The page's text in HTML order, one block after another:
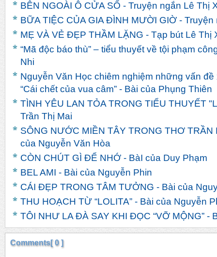
BÊN NGOÀI Ô CỬA SỔ - Truyện ngắn Lê Thị
BỮA TIỆC CỦA GIA ĐÌNH MƯỜI GIỜ -
MẸ VÀ VẺ ĐẸP THẦM LẶNG - Tạp bút Lê Thị
“Mã độc báo thù” – tiểu thuyết về tội phạm
Nhi
Nguyễn Văn Học chiêm nghiệm những vấn
“Cái chết của vua câm” - Bài của Phụng Thiên
TÌNH YÊU LAN TỎA TRONG TIỂU THUYẾT
Trần Thị Mai
SÔNG NƯỚC MIỀN TÂY TRONG THƠ
của Nguyễn Văn Hòa
CÒN CHÚT GÌ ĐỂ NHỚ - BàI của Duy Phạm
BEL AMI - Bài của Nguyễn Phin
CÁI ĐẸP TRONG TÂM TƯỞNG - Bài của
THU HOẠCH TỪ “LOLITA” - Bài của Nguyễn
TÔI NHƯ LA ĐÀ SAY KHI ĐỌC “VỠ MỘNG” -
Comments[ 0 ]